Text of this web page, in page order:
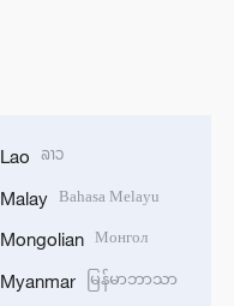
Lao ລາວ
Malay Bahasa Melayu
Mongolian Монгол
Myanmar မြန်မာဘာသာ